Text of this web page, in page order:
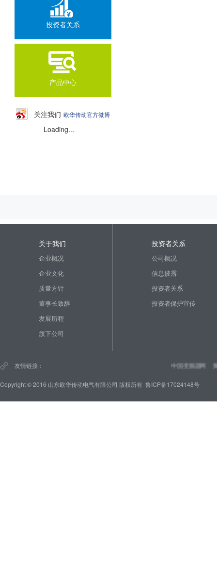
投资者关系
产品中心
关注我们 欧华传动官方微博
Loading...
关于我们
企业概况
企业文化
质量方针
董事长致辞
发展历程
旗下公司
投资者关系
公司概况
信息披露
投资者关系
投资者保护宣传
友情链接： 中国变频器网
Copyright © 2016 山东欧华传动电气有限公司 版权所有 鲁ICP备17024148号